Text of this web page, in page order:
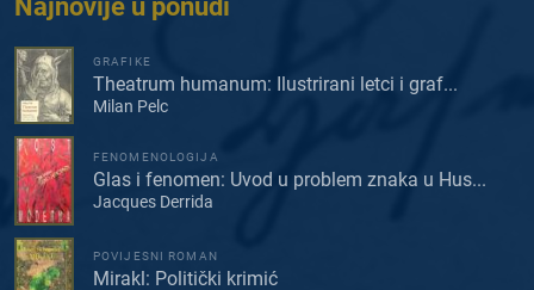
Najnovije u ponudi
GRAFIKE
Theatrum humanum: Ilustrirani letci i graf...
Milan Pelc
FENOMENOLOGIJA
Glas i fenomen: Uvod u problem znaka u Hus...
Jacques Derrida
POVIJESNI ROMAN
Mirakl: Politički krimić